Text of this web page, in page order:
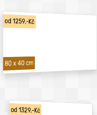
od 1259,-Kč
80 x 40 cm
od 1329,-Kč